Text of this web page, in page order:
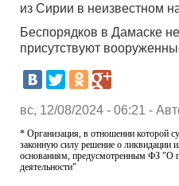
из Сирии в неизвестном
Беспорядков в Дамаске
присутствуют
вс, 12/08/2024 - 06:21 -
* Организация, в отношении которой
законную силу решение о ликвидации
основаниям, предусмотренным ФЗ "О
деятельности"